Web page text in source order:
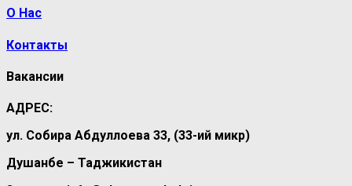
О Нас
Контакты
Вакансии
АДРЕС:
ул. Собира Абдуллоева 33, (33-ий микр)
Душанбе – Таджикистан